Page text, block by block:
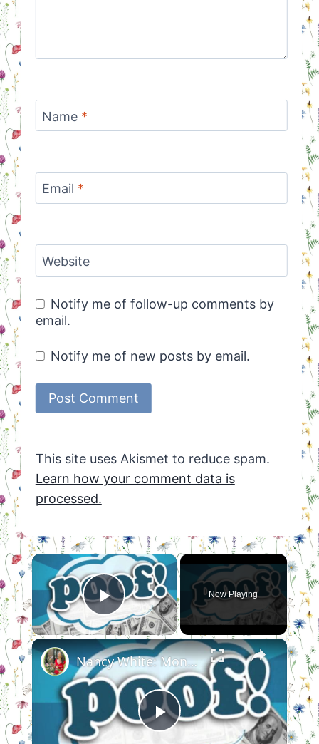
Name *
Email *
Website
Notify me of follow-up comments by
email.
Notify me of new posts by email.
This site uses Akismet to reduce spam.
Learn how your comment data is
processed.
×
Play Video
Now Playing
×
Play
Nancy White: Money gone away